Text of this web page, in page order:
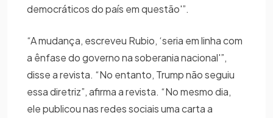
democráticos do país em questão'”.
“A mudança, escreveu Rubio, ‘seria em linha com
a ênfase do governo na soberania nacional'”,
disse a revista. “No entanto, Trump não seguiu
essa diretriz”, afirma a revista. “No mesmo dia,
ele publicou nas redes sociais uma carta a